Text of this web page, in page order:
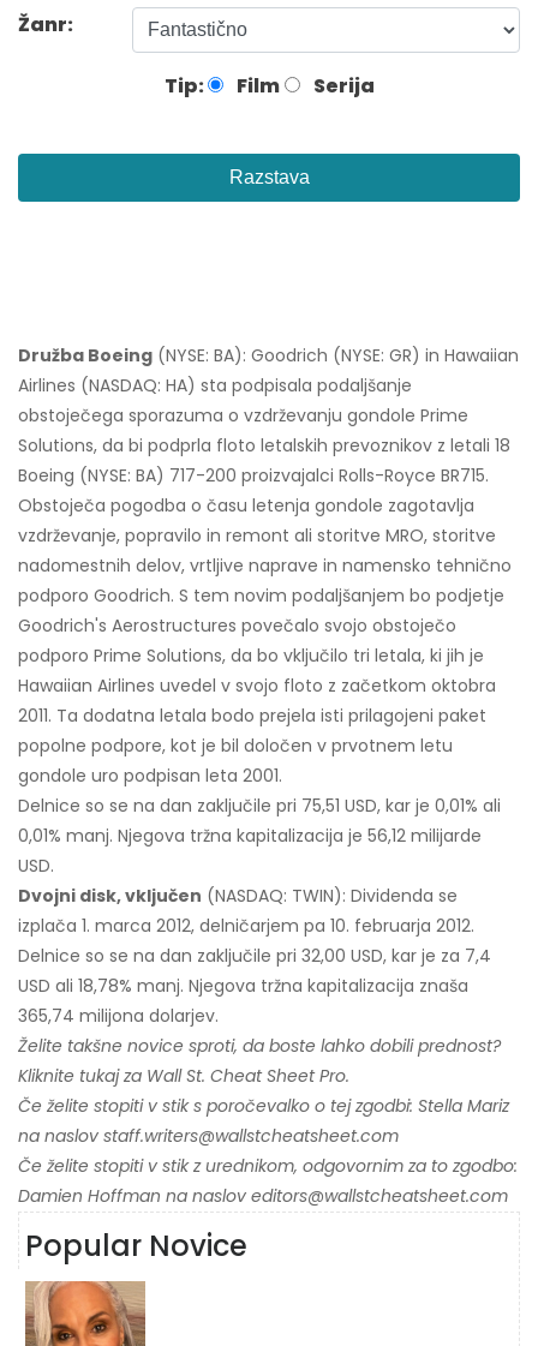
Žanr:
Tip: Film Serija
Razstava
Družba Boeing (NYSE: BA): Goodrich (NYSE: GR) in Hawaiian
Airlines (NASDAQ: HA) sta podpisala podaljšanje
obstoječega sporazuma o vzdrževanju gondole Prime
Solutions, da bi podprla floto letalskih prevoznikov z letali 18
Boeing (NYSE: BA) 717-200 proizvajalci Rolls-Royce BR715.
Obstoječa pogodba o času letenja gondole zagotavlja
vzdrževanje, popravilo in remont ali storitve MRO, storitve
nadomestnih delov, vrtljive naprave in namensko tehnično
podporo Goodrich. S tem novim podaljšanjem bo podjetje
Goodrich's Aerostructures povečalo svojo obstoječo
podporo Prime Solutions, da bo vključilo tri letala, ki jih je
Hawaiian Airlines uvedel v svojo floto z začetkom oktobra
2011. Ta dodatna letala bodo prejela isti prilagojeni paket
popolne podpore, kot je bil določen v prvotnem letu
gondole uro podpisan leta 2001.
Delnice so se na dan zaključile pri 75,51 USD, kar je 0,01% ali
0,01% manj. Njegova tržna kapitalizacija je 56,12 milijarde
USD.
Dvojni disk, vključen (NASDAQ: TWIN): Dividenda se
izplača 1. marca 2012, delničarjem pa 10. februarja 2012.
Delnice so se na dan zaključile pri 32,00 USD, kar je za 7,4
USD ali 18,78% manj. Njegova tržna kapitalizacija znaša
365,74 milijona dolarjev.
Želite takšne novice sproti, da boste lahko dobili prednost?
Kliknite tukaj za Wall St. Cheat Sheet Pro.
Če želite stopiti v stik s poročevalko o tej zgodbi: Stella Mariz
na naslov staff.writers@wallstcheatsheet.com
Če želite stopiti v stik z urednikom, odgovornim za to zgodbo:
Damien Hoffman na naslov editors@wallstcheatsheet.com
Popular Novice